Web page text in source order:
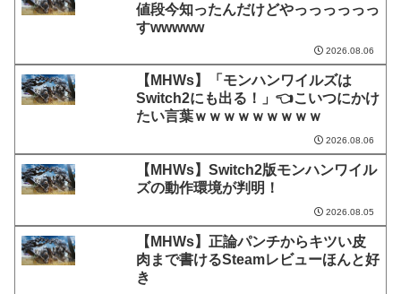
値段今知ったんだけどやっっっっっっ
すwwwww
2026.08.06
【MHWs】「モンハンワイルズは
Switch2にも出る！」👈こいつにかけ
たい言葉ｗｗｗｗｗｗｗｗｗ
2026.08.06
【MHWs】Switch2版モンハンワイル
ズの動作環境が判明！
2026.08.05
【MHWs】正論パンチからキツい皮
肉まで書けるSteamレビューほんと好
き